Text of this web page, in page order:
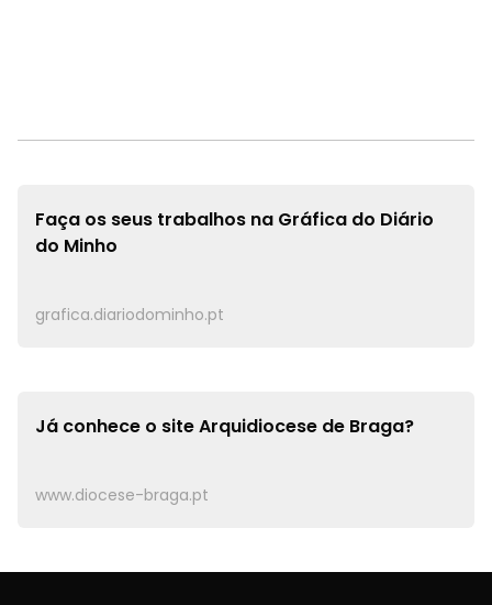
Faça os seus trabalhos na Gráfica do Diário
do Minho
grafica.diariodominho.pt
Já conhece o siteArquidiocese de Braga?
www.diocese-braga.pt